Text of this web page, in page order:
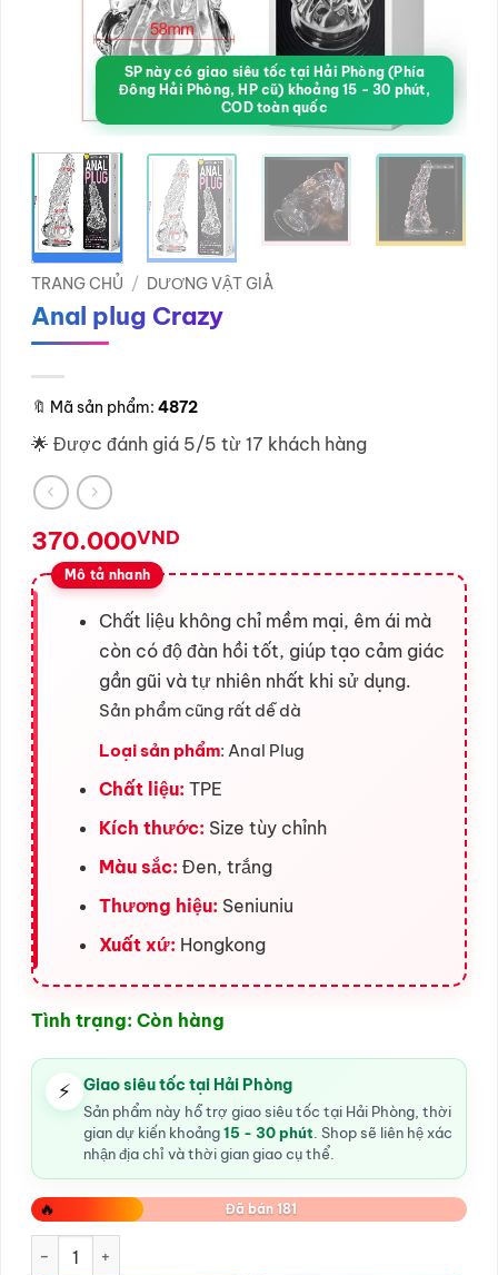
SP này có giao siêu tốc tại Hải Phòng (Phía
Đông Hải Phòng, HP cũ) khoảng 15 - 30 phút,
COD toàn quốc
TRANG CHỦ / DƯƠNG VẬT GIẢ
Anal plug Crazy
🔖 Mã sản phẩm: 4872
🌟 Được đánh giá 5/5 từ 17 khách hàng
370.000VND
Chất liệu không chỉ mềm mại, êm ái mà
còn có độ đàn hồi tốt, giúp tạo cảm giác
gần gũi và tự nhiên nhất khi sử dụng.
Sản phẩm cũng rất dễ dà
Loại sản phẩm: Anal Plug
Chất liệu: TPE
Kích thước: Size tùy chỉnh
Màu sắc: Đen, trắng
Thương hiệu: Seniuniu
Xuất xứ: Hongkong
Tình trạng: Còn hàng
⚡ Giao siêu tốc tại Hải Phòng
Sản phẩm này hỗ trợ giao siêu tốc tại Hải Phòng, thời
gian dự kiến khoảng15 - 30 phút . Shop sẽ liên hệ xác
nhận địa chỉ và thời gian giao cụ thể.
🔥 Đã bán 181